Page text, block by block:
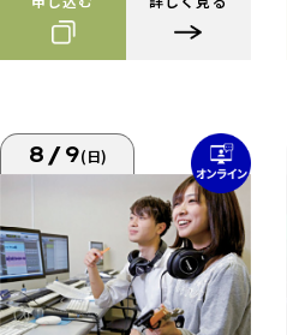
8/9(日)